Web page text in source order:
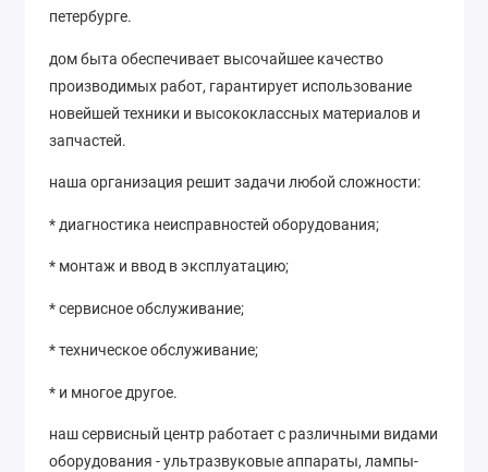
петербурге.
дом быта обеспечивает высочайшее качество
производимых работ, гарантирует использование
новейшей техники и высококлассных материалов и
запчастей.
наша организация решит задачи любой сложности:
* диагностика неисправностей оборудования;
* монтаж и ввод в эксплуатацию;
* сервисное обслуживание;
* техническое обслуживание;
* и многое другое.
наш сервисный центр работает с различными видами
оборудования - ультразвуковые аппараты, лампы-